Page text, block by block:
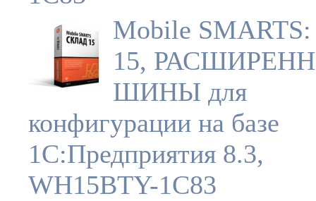
Mobile
15,
ШИНЫ для
конфигурации на базе
1С:Предприятия 8.3,
WH15BTY-1C83